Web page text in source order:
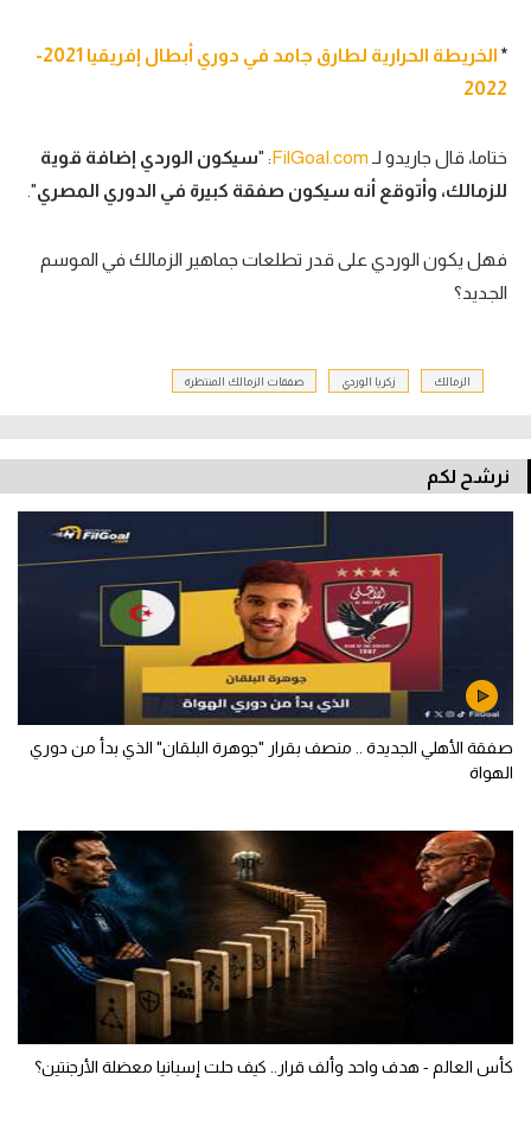
*
الخريطة الحرارية لطارق جامد في دوري أبطال إفريقيا 2021-
2022
ختاما، قال جاريدو لـ FilGoal.com
: "سيكون الوردي إضافة قوية
للزمالك، وأتوقع أنه سيكون صفقة كبيرة في الدوري المصري".
فهل يكون الوردي على قدر تطلعات جماهير الزمالك في الموسم
الجديد؟
الزمالك زكريا الوردي صفقات الزمالك المنتظرة
نرشح لكم
صفقة الأهلي الجديدة .. منصف بقرار "جوهرة البلقان" الذي بدأ من دوري
الهواة
كأس العالم - هدف واحد وألف قرار.. كيف حلت إسبانيا معضلة الأرجنتين؟